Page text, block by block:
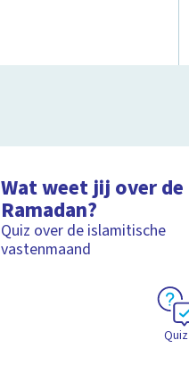
Wat weet jij over de
Ramadan?
Quiz over de islamitische
vastenmaand
Quiz